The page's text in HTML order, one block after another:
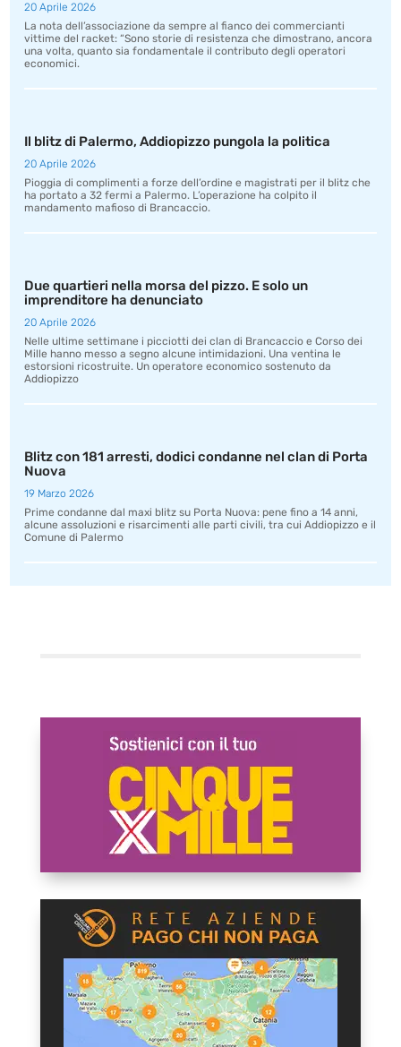
20 Aprile 2026
La nota dell’associazione da sempre al fianco dei commercianti
vittime del racket: “Sono storie di resistenza che dimostrano, ancora
una volta, quanto sia fondamentale il contributo degli operatori
economici.
Il blitz di Palermo, Addiopizzo pungola la politica
20 Aprile 2026
Pioggia di complimenti a forze dell’ordine e magistrati per il blitz che
ha portato a 32 fermi a Palermo. L’operazione ha colpito il
mandamento mafioso di Brancaccio.
Due quartieri nella morsa del pizzo. E solo un
imprenditore ha denunciato
20 Aprile 2026
Nelle ultime settimane i picciotti dei clan di Brancaccio e Corso dei
Mille hanno messo a segno alcune intimidazioni. Una ventina le
estorsioni ricostruite. Un operatore economico sostenuto da
Addiopizzo
Blitz con 181 arresti, dodici condanne nel clan di Porta
Nuova
19 Marzo 2026
Prime condanne dal maxi blitz su Porta Nuova: pene fino a 14 anni,
alcune assoluzioni e risarcimenti alle parti civili, tra cui Addiopizzo e il
Comune di Palermo